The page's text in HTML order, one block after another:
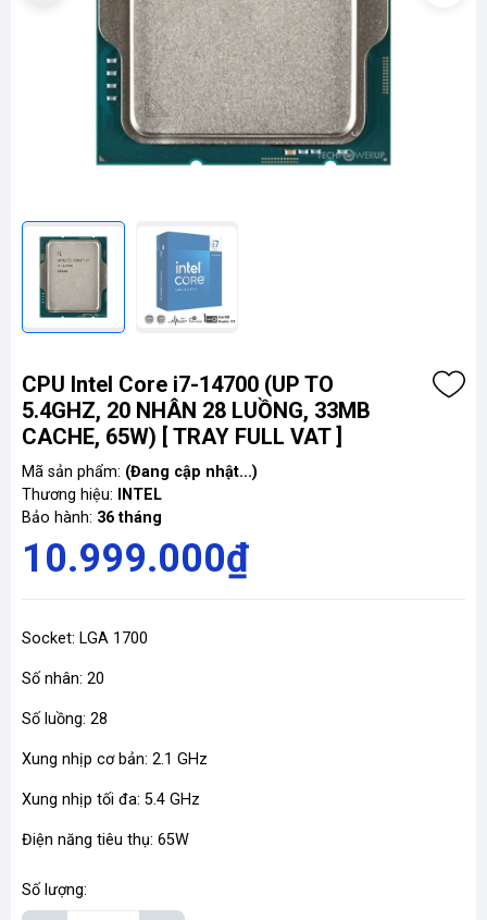
CPU Intel Core i7-14700 (UP TO
5.4GHZ, 20 NHÂN 28 LUỒNG, 33MB
CACHE, 65W) [ TRAY FULL VAT ]
Mã sản phẩm: (Đang cập nhật...)
Thương hiệu:
INTEL
Bảo hành: 36 tháng
10.999.000₫
Socket: LGA 1700
Số nhân: 20
Số luồng: 28
Xung nhịp cơ bản: 2.1 GHz
Xung nhịp tối đa: 5.4 GHz
Điện năng tiêu thụ: 65W
Số lượng: